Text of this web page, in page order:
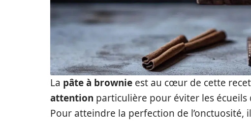
La pâte à brownie est au cœur de cette
attention particulière pour éviter les écueils
Pour atteindre la perfection de l’onctuosité,